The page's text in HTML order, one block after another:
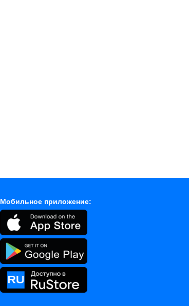
Мобильное приложение: